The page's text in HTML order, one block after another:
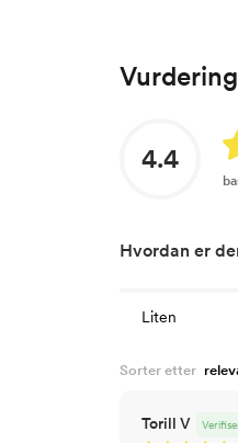
4.4
Hvordan er
Liten
Torill V